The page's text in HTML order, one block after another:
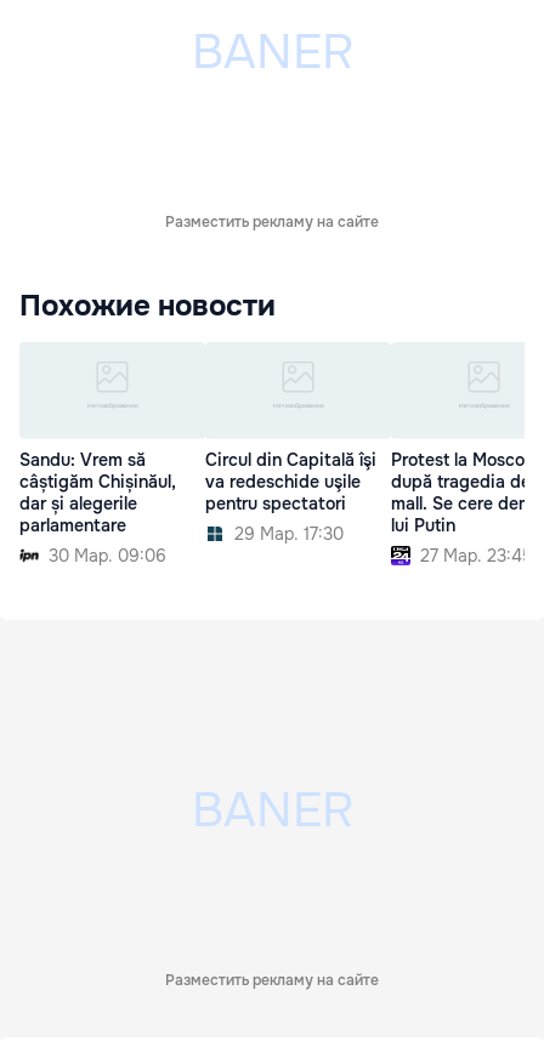
Разместить рекламу на сайте
Похожие новости
Sandu: Vrem să
câștigăm Chișinăul,
dar și alegerile
parlamentare
30 Мар. 09:06
Circul din Capitală îşi
va redeschide uşile
pentru spectatori
29 Мар. 17:30
Protest la Moscova
după tragedia de
mall. Se cere
lui Putin
27 Мар. 23:45
Разместить рекламу на сайте